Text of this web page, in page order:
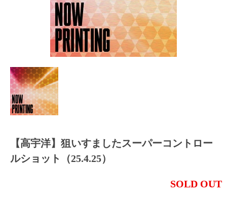
【高宇洋】狙いすましたスーパーコントロー
ルショット（25.4.25）
SOLD OUT